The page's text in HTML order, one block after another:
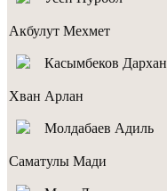
Акбулут Мехмет
Касымбеков Дархан
Хван Арлан
Молдабаев Адиль
Саматулы Мади